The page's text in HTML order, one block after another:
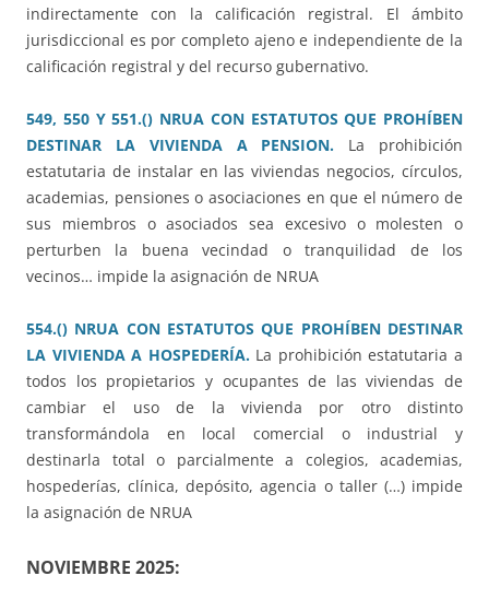
indirectamente con la calificación registral. El ámbito
jurisdiccional es por completo ajeno e independiente de la
calificación registral y del recurso gubernativo.
549, 550 Y 551.() NRUA CON ESTATUTOS QUE PROHÍBEN
DESTINAR LA VIVIENDA A PENSION. La prohibición
estatutaria de instalar en las viviendas negocios, círculos,
academias, pensiones o asociaciones en que el número de
sus miembros o asociados sea excesivo o molesten o
perturben la buena vecindad o tranquilidad de los
vecinos… impide la asignación de NRUA
554.() NRUA CON ESTATUTOS QUE PROHÍBEN DESTINAR
LA VIVIENDA A HOSPEDERÍA. La prohibición estatutaria a
todos los propietarios y ocupantes de las viviendas de
cambiar el uso de la vivienda por otro distinto
transformándola en local comercial o industrial y
destinarla total o parcialmente a colegios, academias,
hospederías, clínica, depósito, agencia o taller (…) impide
la asignación de NRUA
NOVIEMBRE 2025: